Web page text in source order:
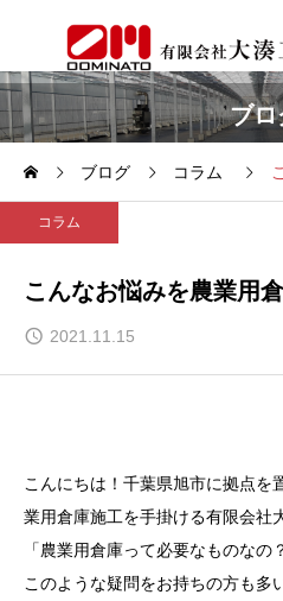
ブロ
ブログ コラム
コラム
こんなお悩みを農業用
2021.11.15
こんにちは！千葉県旭市に拠点を
業用倉庫施工を手掛ける有限会社
「農業用倉庫って必要なものなの
このような疑問をお持ちの方も多